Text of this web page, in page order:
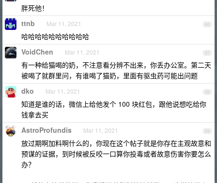
胖死他！
86
ttnb Mar 11, 2021
哈哈哈哈哈哈哈哈哈哈
87
VoidChen Mar 11, 2021
有一种给猫喝的奶，不注意看分辨不出来，你丢办公室。第二天
被喝了就群里问，有谁喝了猫奶，里面有驱虫药可能出问题
88
dko Mar 11, 2021
知道是谁的话，微信上给他发个 100 块红包，跟他说想吃给你
钱拿去买
89
AstroProfundis Mar 11, 2021
放过期啊加料啊什么的，你现在这个帖子就是你存在主观故意和
预谋的证据，到时候被反咬一口算你投毒或者故意伤害你要怎么
办？